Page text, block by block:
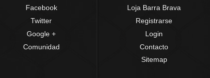
Facebook
Twitter
Google +
Comunidad
Loja Barra Brava
Registrarse
Login
Contacto
Sitemap